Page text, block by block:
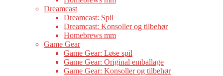
Dreamcast
Dreamcast: Spil
Dreamcast: Konsoller og tilbehør
Homebrews mm
Game Gear
Game Gear: Løse spil
Game Gear: Original emballage
Game Gear: Konsoller og tilbehør